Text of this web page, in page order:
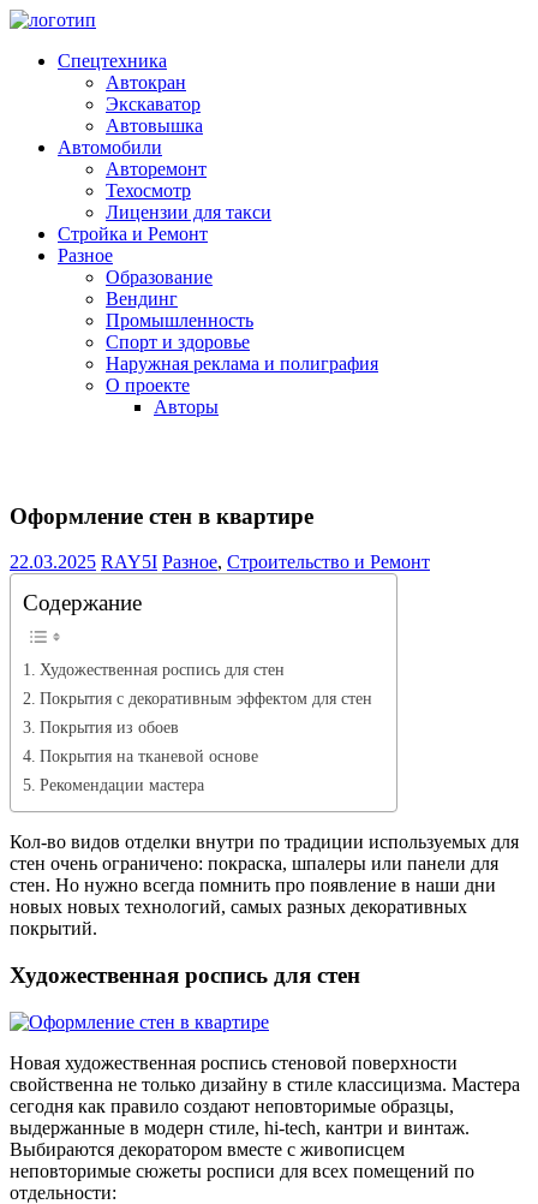
Пропустить
перейти
содержимому
Спецтехника
Автокран
Экскаватор
Автовышка
Автомобили
Авторемонт
Техосмотр
Лицензии для такси
Стройка и Ремонт
Разное
Образование
Вендинг
Промышленность
Спорт и здоровье
Наружная реклама и полиграфия
О проекте
Авторы
Оформление стен в квартире
22.03.2025 RAY5I Разное, Строительство и Ремонт
Содержание
Художественная роспись для стен
Покрытия с декоративным эффектом для стен
Покрытия из обоев
Покрытия на тканевой основе
Рекомендации мастера
Кол-во видов отделки внутри по традиции используемых для
стен очень ограничено: покраска, шпалеры или панели для
стен. Но нужно всегда помнить про появление в наши дни
новых новых технологий, самых разных декоративных
покрытий.
Художественная роспись для стен
Новая художественная роспись стеновой поверхности
свойственна не только дизайну в стиле классицизма. Мастера
сегодня как правило создают неповторимые образцы,
выдержанные в модерн стиле, hi-tech, кантри и винтаж.
Выбираются декоратором вместе с живописцем
неповторимые сюжеты росписи для всех помещений по
отдельности: